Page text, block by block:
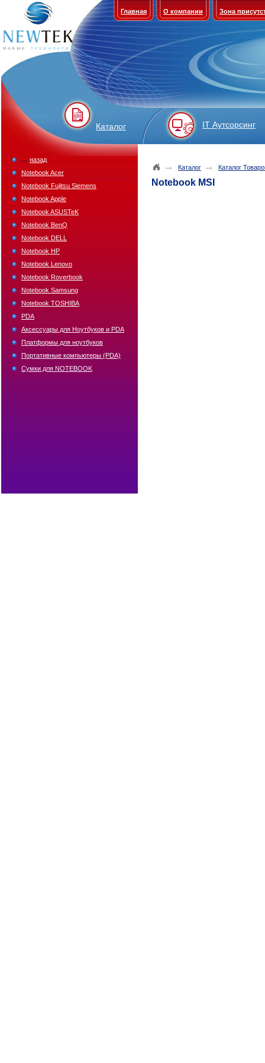
Главная О компании Зона
Каталог IT Аутсорсинг
→ Каталог → Каталог
Notebook MSI
← назад
Notebook Acer
Notebook Fujitsu Siemens
Notebook Apple
Notebook ASUSTeK
Notebook BenQ
Notebook DELL
Notebook HP
Notebook Lenovo
Notebook Roverbook
Notebook Samsung
Notebook TOSHIBA
PDA
Аксессуары для Ноутбуков и PDA
Платформы для ноутбуков
Портативные компьютеры (PDA)
Сумки для NOTEBOOK